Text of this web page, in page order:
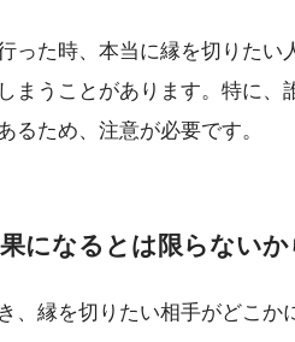
った時、本当に縁を切りたい
まうことがあります。特に
るため、注意が必要です。
になるとは限らないか
、縁を切りたい相手がどこか